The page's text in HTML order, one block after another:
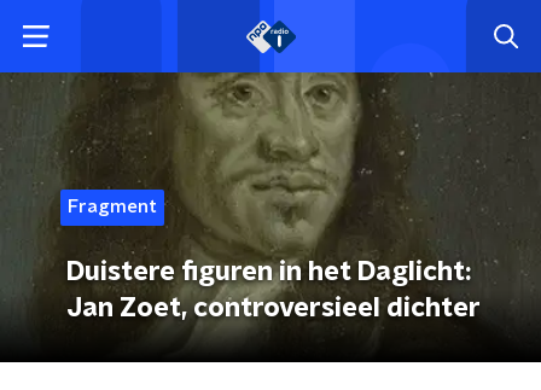
Fragment
Duistere figuren in het Daglicht:
Jan Zoet, controversieel dichter